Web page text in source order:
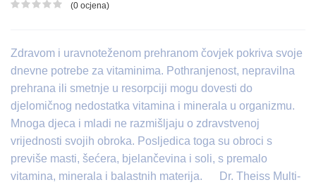
Ocjena proizvoda
(0 ocjena)
Zdravom i uravnoteženom prehranom čovjek pokriva svoje
dnevne potrebe za vitaminima. Pothranjenost, nepravilna
prehrana ili smetnje u resorpciji mogu dovesti do
djelomičnog nedostatka vitamina i minerala u organizmu.
Mnoga djeca i mladi ne razmišljaju o zdravstvenoj
vrijednosti svojih obroka. Posljedica toga su obroci s
previše masti, šećera, bjelančevina i soli, s premalo
vitamina, minerala i balastnih materija. Dr. Theiss Multi-